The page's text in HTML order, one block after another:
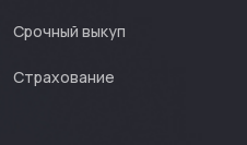
Срочный выкуп
Страхование